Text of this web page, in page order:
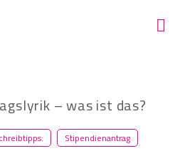
– was ist das?
Stipendienantrag